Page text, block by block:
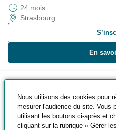
Strasbourg
24 mois
En
MASTERE ENI - Expert
Industrielle
​Informatique - Numérique -
Nous utilisons des cookies pour
mesurer l'audience du site. Vous
utilisant les boutons ci-après et
cliquant sur la rubrique « Gérer